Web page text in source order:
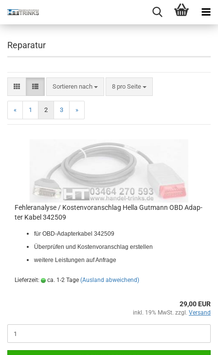
Reparatur
Sortieren nach 8 pro Seite
« 1 2 3 »
Feh­ler­ana­ly­se / Kos­ten­vor­an­schlag Hella Gut­mann OBD Ad­ap­
ter Kabel 342509
für OBD-​Adapterkabel 342509
Über­prü­fen und Kos­ten­vor­anschlag er­stel­len
wei­te­re Leis­tun­gen auf An­fra­ge
Lieferzeit: ca. 1-2 Tage (Ausland abweichend)
29,00 EUR
inkl. 19% MwSt. zzgl. Versand